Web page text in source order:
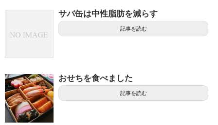
サバ缶は中性脂肪を減らす
記事を読む
おせちを食べました
記事を読む